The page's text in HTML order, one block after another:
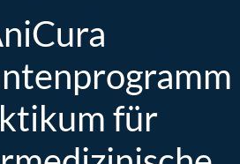
für